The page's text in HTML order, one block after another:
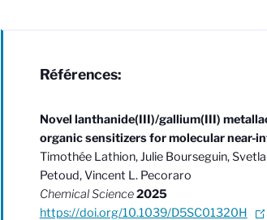
Références:
Novel lanthanide(III)/gallium(III)
organic sensitizers for molecular near-
Timothée Lathion, Julie Bourseguin,
Petoud, Vincent L. Pecoraro
Chemical Science2025
https://doi.org/10.1039/D5SC01320H